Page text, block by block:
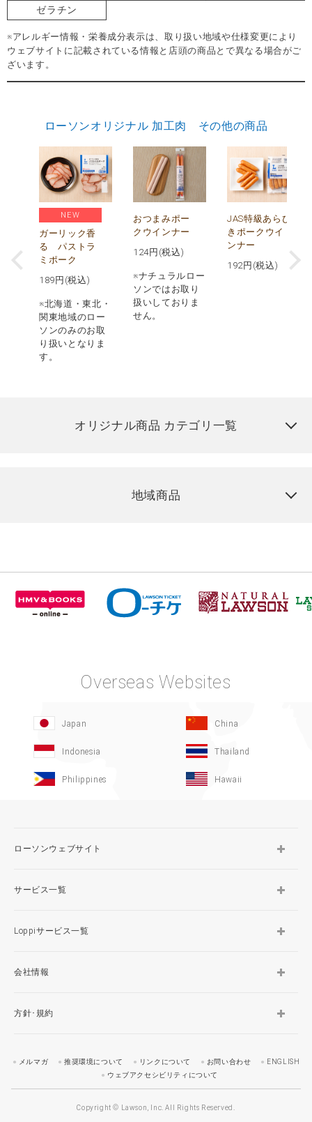
ゼラチン
※アレルギー情報・栄養成分表示は、取り扱い地域や仕様変更により
ウェブサイトに記載されている情報と店頭の商品とで異なる場合がご
ざいます。
ローソンオリジナル 加工肉 その他の商品
NEW
ガーリック香
る パストラ
ミポーク
189 円(税込)
※北海道・東北・
関東地域のロー
ソンのみのお取
り扱いとなりま
す。
おつまみポー
クウインナー
124円(税込)
※ナチュラルロー
ソンではお取り
扱いしておりま
せん。
JAS特級あらび
きポークウイ
ンナー
192円(税込)
オリジナル商品 カテゴリ一覧
地域商品
Overseas Websites
Japan China
Indonesia Thailand
Philippines Hawaii
ローソンウェブサイト
サービス一覧
Loppiサービス一覧
会社情報
方針･規約
メルマガ 推奨環境について リンクについて お問い合わせ
ENGLISH
ウェブアクセシビリティについて
Copyright © Lawson, Inc. All Rights Reserved.